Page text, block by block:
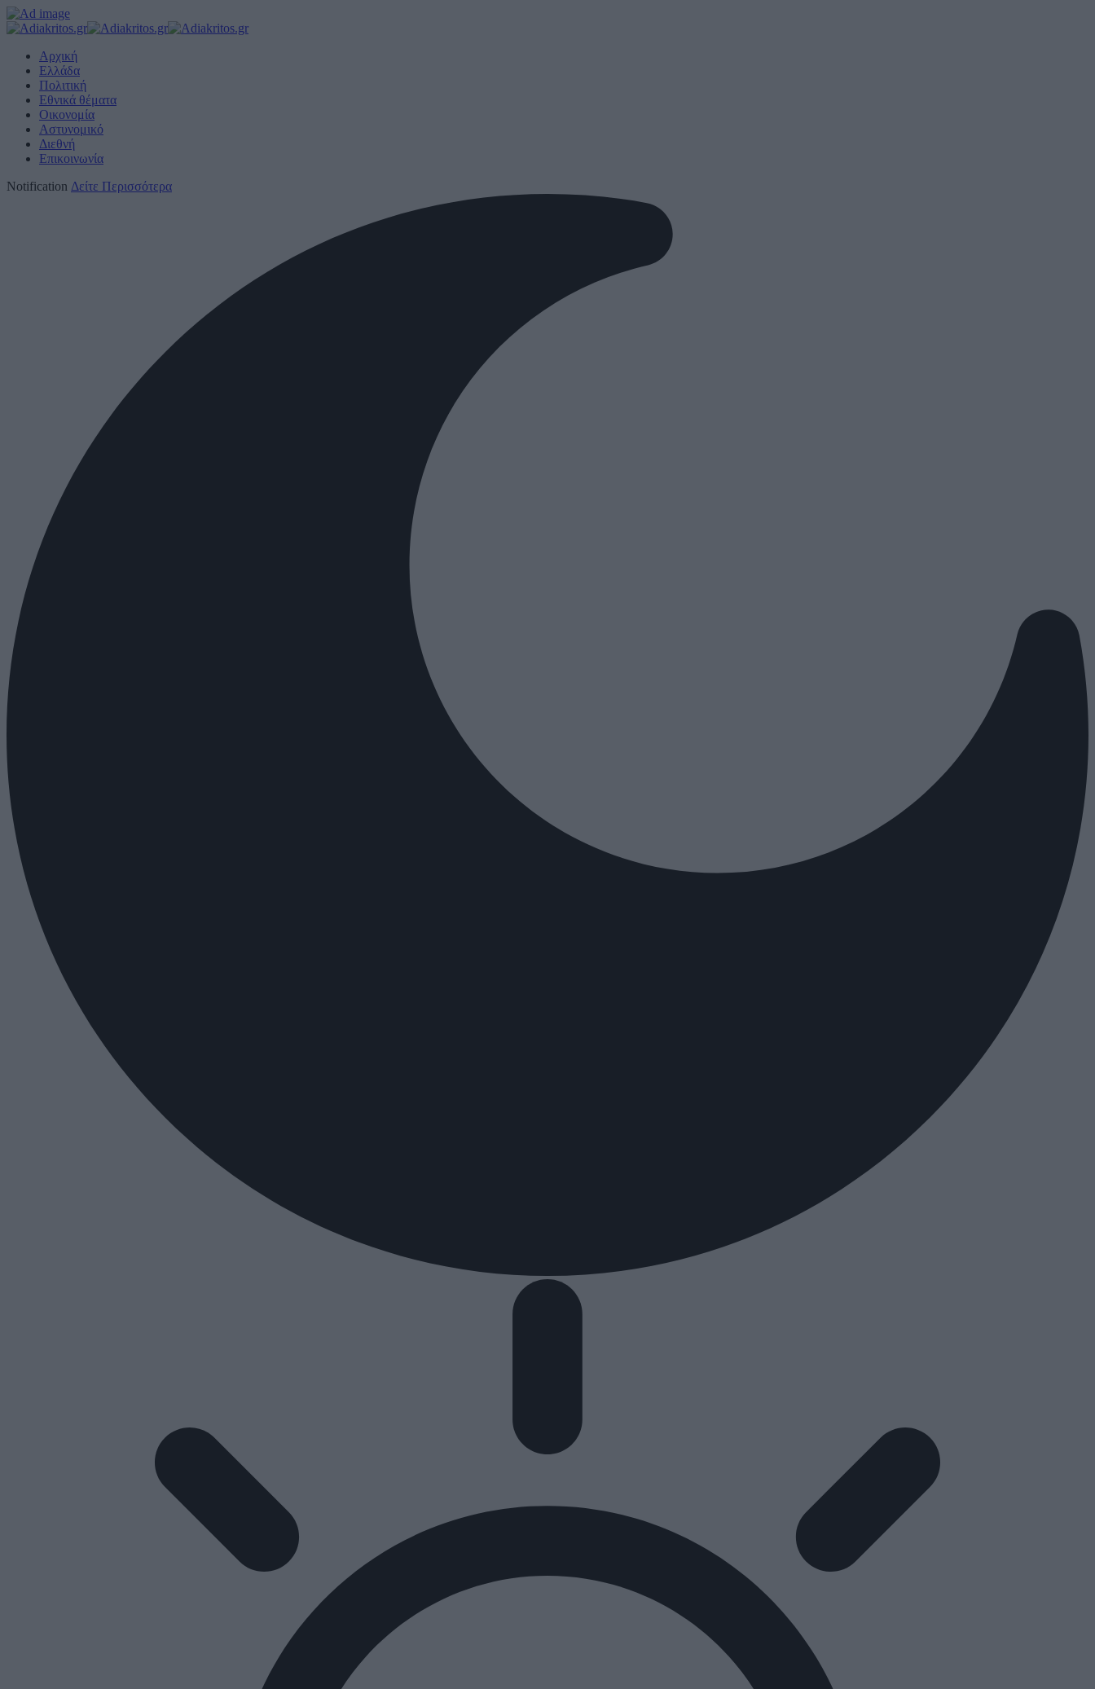
Αρχική
Ελλάδα
Πολιτική
Εθνικά θέματα
Οικονομία
Αστυνομικό
Διεθνή
Επικοινωνία
Notification Δείτε Περισσότερα